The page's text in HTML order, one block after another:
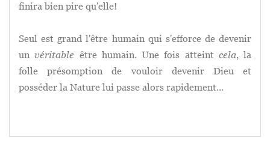
finira bien pire qu'elle!
Seul est grand l'être humain qui s'efforce de devenir
unvéritable être humain. Une fois atteint cela, la
folle présomption de vouloir devenir Dieu et
posséder la Nature lui passe alors rapidement...